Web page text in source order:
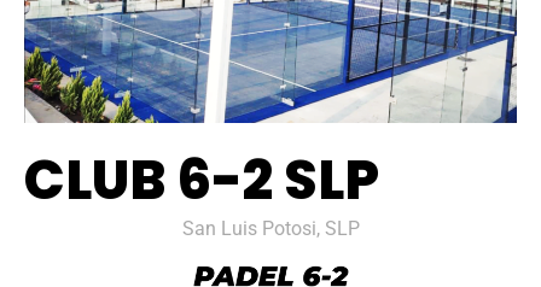
CLUB 6-2 SLP
San Luis Potosi, SLP